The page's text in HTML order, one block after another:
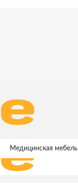
Медицинская мебель